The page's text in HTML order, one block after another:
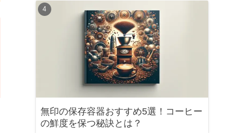
無印の保存容器おすすめ5選！コーヒー
の鮮度を保つ秘訣とは？